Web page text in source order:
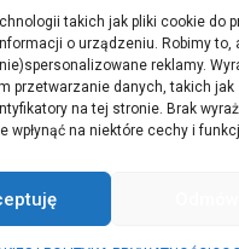
takich jak pliki cookie do
o urządzeniu. Robimy to,
reklamy.
przetwarzanie danych, takich
na tej stronie. Brak
wpłynąć na niektóre cechy i